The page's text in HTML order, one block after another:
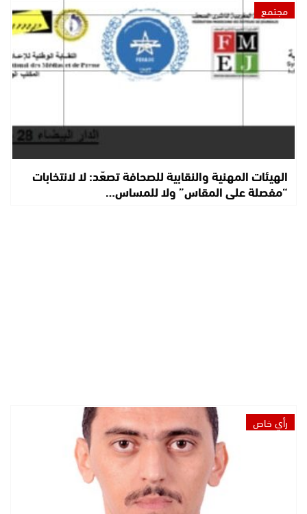
مجتمع
الهيئات المهنية والنقابية للصحافة تصعّد: لا لانتخابات
“مفصلة على المقاس” ولا للمساس…
رأي خاص